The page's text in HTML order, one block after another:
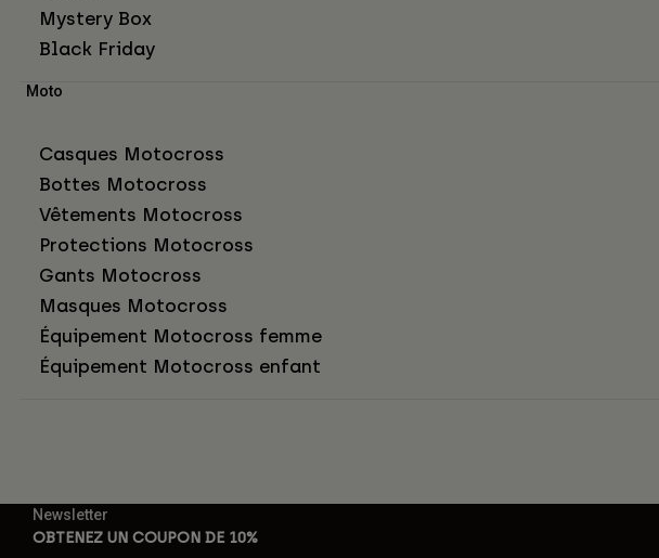
Mystery Box
Black Friday
Moto
Casques Motocross
Bottes Motocross
Vêtements Motocross
Protections Motocross
Gants Motocross
Masques Motocross
Équipement Motocross femme
Équipement Motocross enfant
Newsletter
OBTENEZ UN COUPON DE 10%